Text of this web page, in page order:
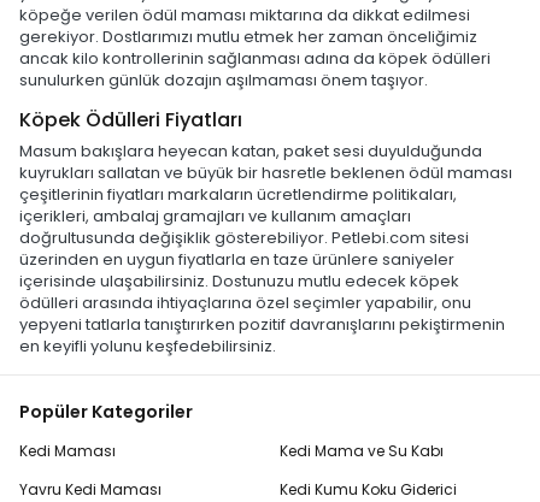
köpeğe verilen ödül maması miktarına da dikkat edilmesi
gerekiyor. Dostlarımızı mutlu etmek her zaman önceliğimiz
ancak kilo kontrollerinin sağlanması adına da köpek ödülleri
sunulurken günlük dozajın aşılmaması önem taşıyor.
Köpek Ödülleri Fiyatları
Masum bakışlara heyecan katan, paket sesi duyulduğunda
kuyrukları sallatan ve büyük bir hasretle beklenen ödül maması
çeşitlerinin fiyatları markaların ücretlendirme politikaları,
içerikleri, ambalaj gramajları ve kullanım amaçları
doğrultusunda değişiklik gösterebiliyor. Petlebi.com sitesi
üzerinden en uygun fiyatlarla en taze ürünlere saniyeler
içerisinde ulaşabilirsiniz. Dostunuzu mutlu edecek köpek
ödülleri arasında ihtiyaçlarına özel seçimler yapabilir, onu
yepyeni tatlarla tanıştırırken pozitif davranışlarını pekiştirmenin
en keyifli yolunu keşfedebilirsiniz.
Popüler Kategoriler
Kedi Maması
Yavru Kedi Maması
Kedi Mama ve Su Kabı
Kedi Kumu Koku Giderici